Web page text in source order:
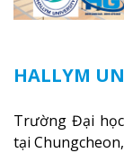
HALLYM
Trường Đại
tại